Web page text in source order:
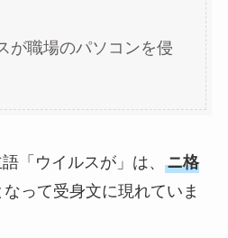
が職場のパソコンを侵
「ウイルスが」は、 ニ格
なって受身文に現れていま